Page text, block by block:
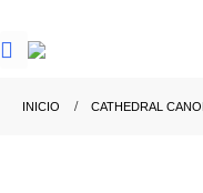
INICIO CATHEDRAL